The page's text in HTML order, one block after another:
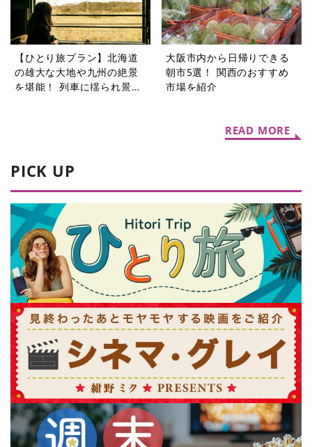
【ひとり旅プラン】北海道
の雄大な大地や九州の絶景
を堪能！ 列車に揺られ景色
大阪市内から日帰りできる
朝市5選！ 関西のおすすめ
市場を紹介
READ MORE
PICK UP